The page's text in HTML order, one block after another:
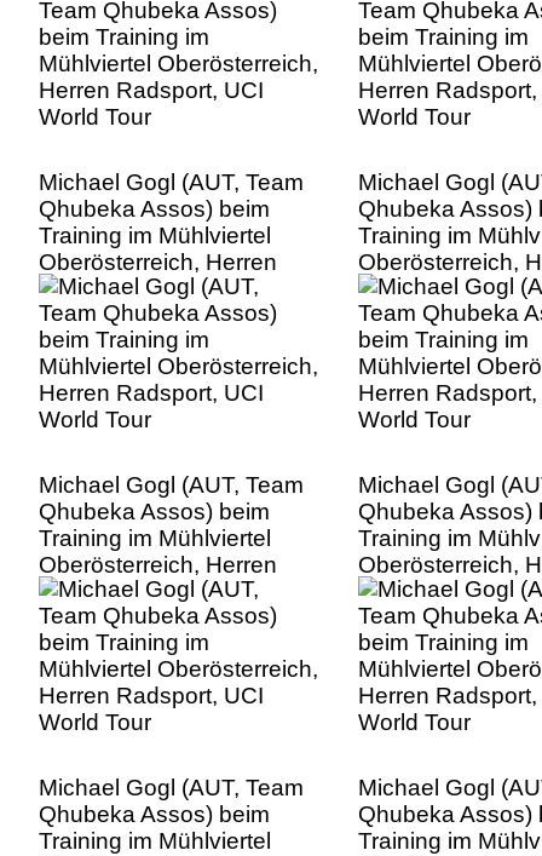
Michael Gogl (AUT, Team
Qhubeka Assos) beim
Training im Mühlviertel
Oberösterreich, Herren
Radsport, UCI World Tour
Michael Gogl
Qhubeka Assos)
Training im
Oberösterreich,
Radsport, UCI
Michael Gogl (AUT, Team
Qhubeka Assos) beim
Training im Mühlviertel
Oberösterreich, Herren
Radsport, UCI World Tour
Michael Gogl
Qhubeka Assos)
Training im
Oberösterreich,
Radsport, UCI
Michael Gogl (AUT, Team
Qhubeka Assos) beim
Training im Mühlviertel
Michael Gogl
Qhubeka Assos)
Training im